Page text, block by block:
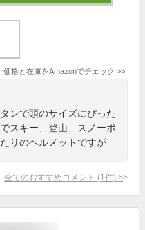
価格と在庫をAmazonでチェック >>
ンで頭のサイズにぴった
スキー、登山、スノーボ
りのヘルメットですが
全てのおすすめコメント (1 件) >